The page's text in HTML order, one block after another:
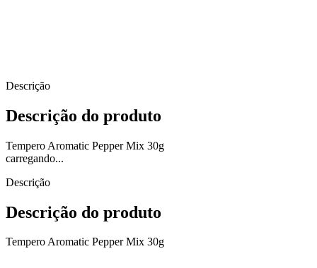
Descrição
Descrição do produto
Tempero Aromatic Pepper Mix 30g
carregando...
Descrição
Descrição do produto
Tempero Aromatic Pepper Mix 30g